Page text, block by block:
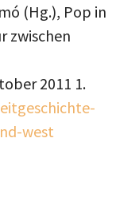
(Hg.), Pop in
zwischen
2011 1.
west